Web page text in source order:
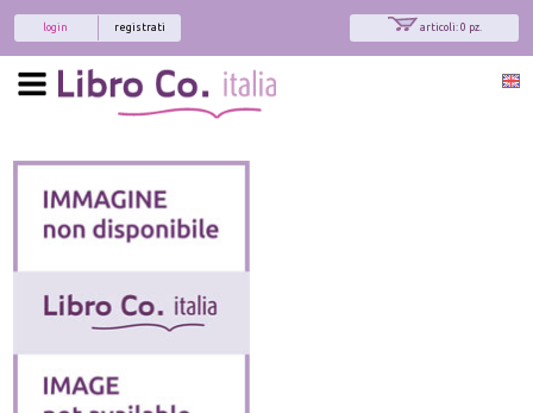
articoli: 0 pz.
registrati
login